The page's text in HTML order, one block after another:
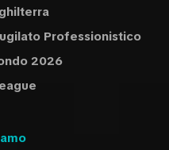
Professionistico
2026